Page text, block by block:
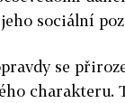
sociální
se
charakteru.